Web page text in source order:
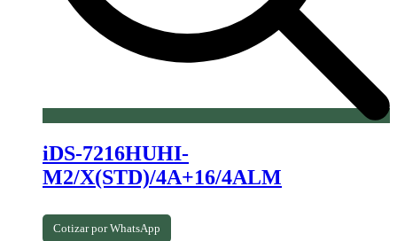
iDS-7216HUHI-
M2/X(STD)/4A+16/4ALM
Cotizar por WhatsApp